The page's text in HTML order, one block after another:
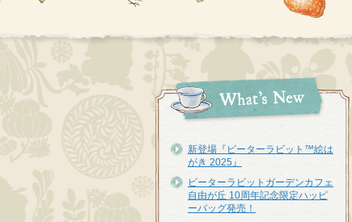
新登場『ピーターラビット™︎絵は
がき 2025』
ピーターラビットガーデンカフェ
自由が丘 10周年記念限定ハッピ
ーバッグ発売！